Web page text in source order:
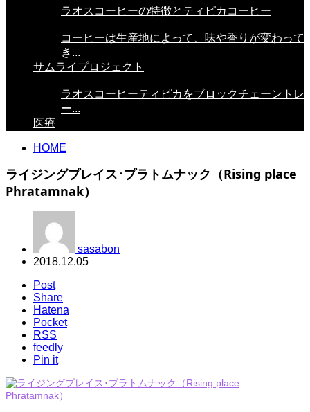
ラオスコーヒーの特徴とティピカコーヒー
コーヒーは生産地によって、味や香りが変わって
き...
サムライプロジェクト
ラオスコーヒーティピカをブロックチェーントレ
ー...
医療
HOME
ライジングプレイス･プラトムナック（Rising place
Phratamnak）
sasabon
2018.12.05
Post
Share
Hatena
Pocket
RSS
feedly
Pin it